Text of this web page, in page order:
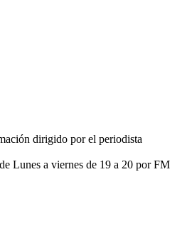
dirigido por el periodista
Lunes a viernes de 19 a 20 por FM